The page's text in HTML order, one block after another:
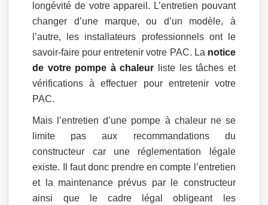
longévité de votre appareil. L’entretien pouvant
changer d’une marque, ou d’un modèle, à
l’autre, les installateurs professionnels ont le
savoir-faire pour entretenir votre PAC. La notice
de votre pompe à chaleur liste les tâches et
vérifications à effectuer pour entretenir votre
PAC.
Mais l’entretien d’une pompe à chaleur ne se
limite pas aux recommandations du
constructeur car une réglementation légale
existe. Il faut donc prendre en compte l’entretien
et la maintenance prévus par le constructeur
ainsi que le cadre légal obligeant les